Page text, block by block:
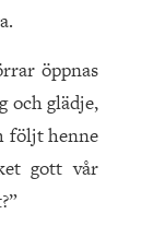
öppnas
och glädje,
följt henne
gott vår